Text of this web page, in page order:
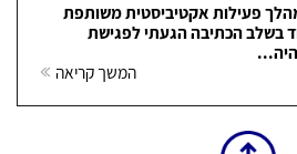
פעילות אקטיביסטית משותפת
בשלב הכתיבה הגעתי לפגישת
המשך קריאה